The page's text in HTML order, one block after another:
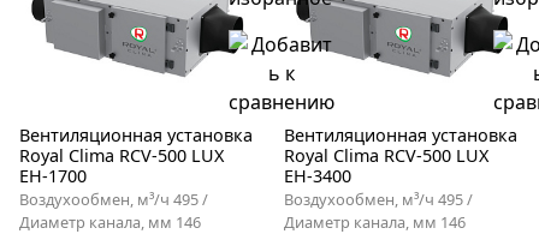
Вентиляционная установка
Royal Clima RCV-500 LUX
EH-1700
Воздухообмен, м³/ч 495 /
Диаметр канала, мм 146
Вентиляционная установка
Royal Clima RCV-500 LUX
EH-3400
Воздухообмен, м³/ч 495 /
Диаметр канала, мм 146